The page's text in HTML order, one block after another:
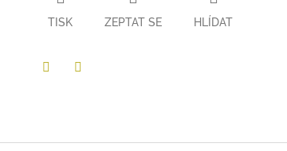
TISK ZEPTAT SE HLÍDAT